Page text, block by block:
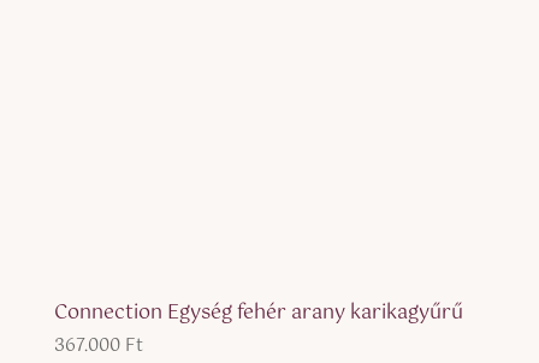
Connection Egység fehér arany karikagyűrű
367.000 Ft